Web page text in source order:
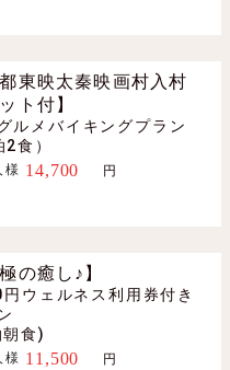
都東映太秦映画村入村
ト付】
ルメバイキングプラン
2食）
円〜
14,700
様
極の癒し♪】
ウェルネス利用券付き
食)
円〜
11,500
様